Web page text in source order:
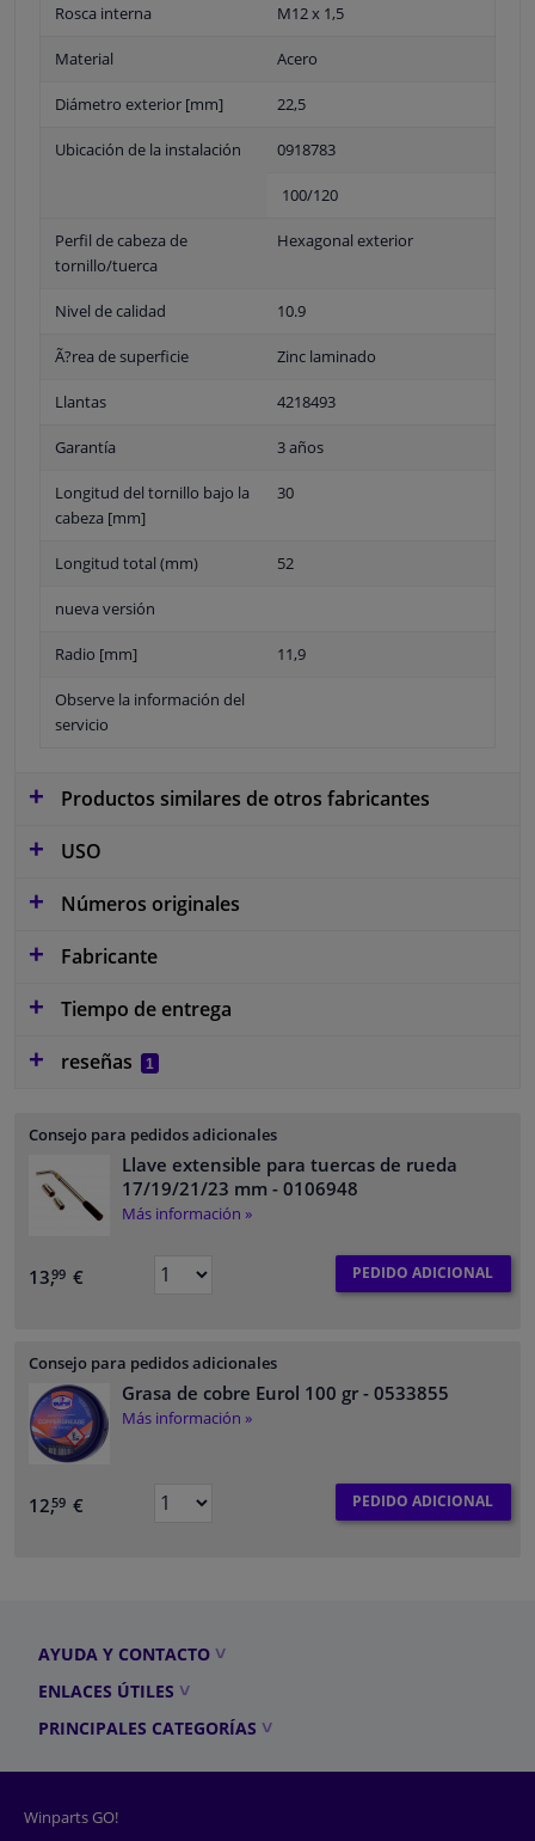
Rosca interna M12 x 1,5
Material Acero
Diámetro exterior [mm] 22,5
Ubicación de la instalación 0918783
100/120
Perfil de cabeza de
tornillo/tuerca
Hexagonal exterior
Nivel de calidad 10.9
Ã?rea de superficie Zinc laminado
Llantas 4218493
Garantía 3 años
Longitud del tornillo bajo la
cabeza [mm]
30
Longitud total (mm) 52
nueva versión
Radio [mm] 11,9
Observe la información del
servicio
Productos similares de otros fabricantes
USO
Números originales
Fabricante
Tiempo de entrega
reseñas
1
Consejo para pedidos adicionales
Llave extensible para tuercas de rueda
17/19/21/23 mm - 0106948
Más información »
13,99 € PEDIDO ADICIONAL
Consejo para pedidos adicionales
Grasa de cobre Eurol 100 gr - 0533855
Más información »
12,59 € PEDIDO ADICIONAL
AYUDA Y CONTACTO
ENLACES ÚTILES
PRINCIPALES CATEGORÍAS
Winparts GO!